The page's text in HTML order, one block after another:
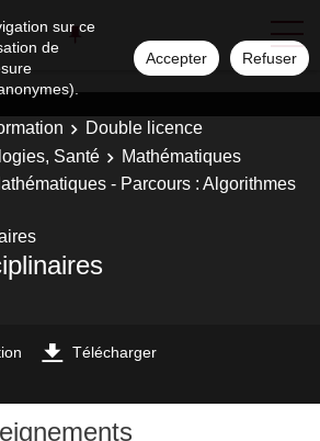
sur ce
de
Accepter Refuser
Double licence
Santé
Mathématiques
- Parcours : Algorithmes
Télécharger